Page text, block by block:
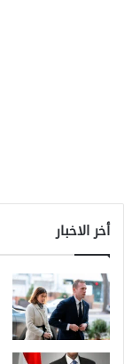
أخر الاخبار